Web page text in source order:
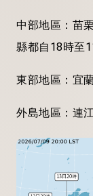
中部地區：苗
縣都自18時至
東部地區：宜
外島地區：連